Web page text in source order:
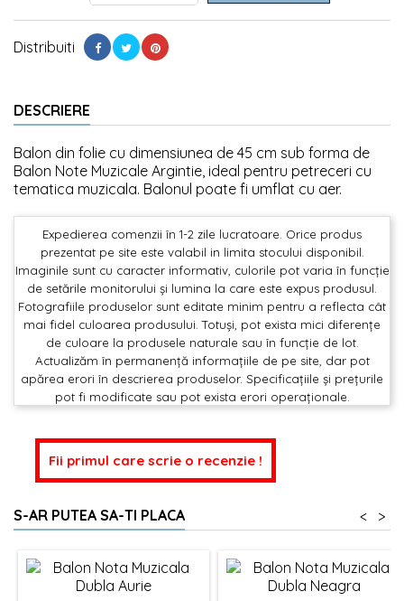
Distribuiti
DESCRIERE
Balon din folie cu dimensiunea de 45 cm sub forma de
Balon Note Muzicale Argintie, ideal pentru petreceri cu
tematica muzicala. Balonul poate fi umflat cu aer.
Expedierea comenzii în 1-2 zile lucratoare. Orice produs
prezentat pe site este valabil in limita stocului disponibil.
Imaginile sunt cu caracter informativ, culorile pot varia în funcție
de setările monitorului și lumina la care este expus produsul.
Fotografiile produselor sunt editate minim pentru a reflecta cât
mai fidel culoarea produsului. Totuși, pot exista mici diferențe
de culoare la produsele naturale sau în funcție de lot.
Actualizăm în permanență informațiile de pe site, dar pot
apărea erori în descrierea produselor. Specificațiile și prețurile
pot fi modificate sau pot exista erori operaționale.
Fii primul care scrie o recenzie !
S-AR PUTEA SA-TI PLACA >
<